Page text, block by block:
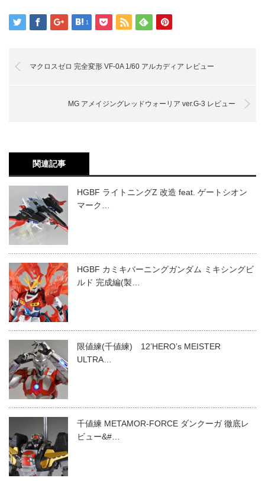
1
マクロスゼロ 完全変形 VF-0A 1/60 アルカディア レビュー
MG アメイジングレッドウォーリア ver.G-3 レビュー
関連記事
HGBF ライトニングZ 改造 feat. ゲートシオン
マーク…
HGBF カミキバーニングガンダム ミキシングビ
ルド 完成編(製…
限値練(千値練) 12’HERO’s MEISTER
ULTRA…
千値練 METAMOR-FORCE ダンクーガ 徹底レ
ビュー&#…